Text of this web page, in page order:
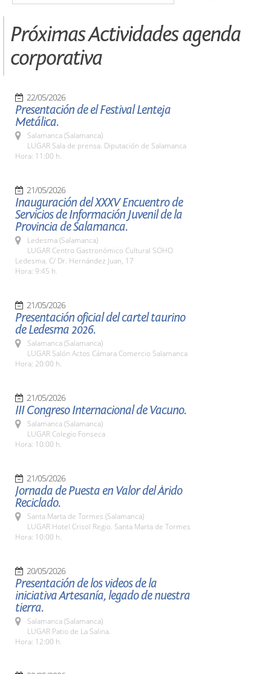
Próximas Actividades agenda
corporativa
22/05/2026
Presentación de el Festival Lenteja
Metálica.
Salamanca (Salamanca)
LUGAR Sala de prensa. Diputación de Salamanca
Hora: 11:00 h.
21/05/2026
Inauguración del XXXV Encuentro de
Servicios de Información Juvenil de la
Provincia de Salamanca.
Ledesma (Salamanca)
LUGAR Centro Gastronómico Cultural SOHO
Ledesma. C/ Dr. Hernández Juan, 17
Hora: 9:45 h.
21/05/2026
Presentación oficial del cartel taurino
de Ledesma 2026.
Salamanca (Salamanca)
LUGAR Salón Actos Cámara Comercio Salamanca
Hora: 20:00 h.
21/05/2026
III Congreso Internacional de Vacuno.
Salamanca (Salamanca)
LUGAR Colegio Fonseca
Hora: 10:00 h.
21/05/2026
Jornada de Puesta en Valor del Árido
Reciclado.
Santa Marta de Tormes (Salamanca)
LUGAR Hotel Crisol Regio. Santa Marta de Tormes
Hora: 10:00 h.
20/05/2026
Presentación de los videos de la
iniciativa Artesanía, legado de nuestra
tierra.
Salamanca (Salamanca)
LUGAR Patio de La Salina.
Hora: 12:00 h.